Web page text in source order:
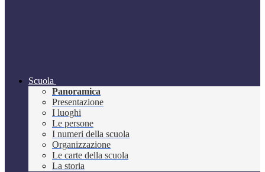
Scuola
Panoramica
Presentazione
I luoghi
Le persone
I numeri della scuola
Organizzazione
Le carte della scuola
La storia